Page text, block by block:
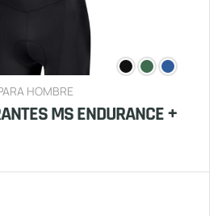
HOMBRE
MS ENDURANCE +